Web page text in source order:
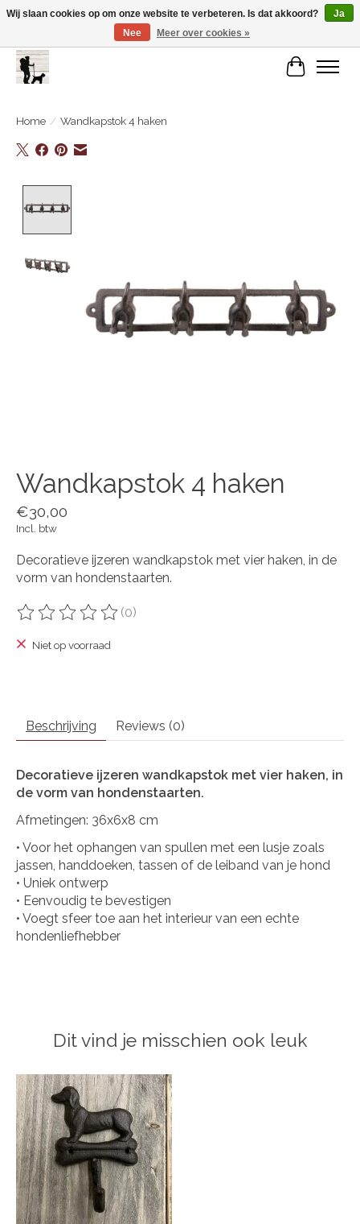
De Link..... Alles op maat voor je beste kameraard!
Home / Wandkapstok 4 haken
Wandkapstok 4 haken
€30,00
Incl. btw
Decoratieve ijzeren wandkapstok met vier haken, in de
vorm van hondenstaarten.
De beoordeling van dit product is
(0)
Niet op voorraad
Beschrijving Reviews (0)
Decoratieve ijzeren wandkapstok met vier haken, in
de vorm van hondenstaarten.
Afmetingen: 36x6x8 cm
• Voor het ophangen van spullen met een lusje zoals
jassen, handdoeken, tassen of de leiband van je hond
• Uniek ontwerp
• Eenvoudig te bevestigen
• Voegt sfeer toe aan het interieur van een echte
hondenliefhebber
Dit vind je misschien ook leuk
Items van productcarrousel
Wij slaan cookies op om onze website te verbeteren. Is dat akkoord?
Ja
Nee
Meer over cookies »